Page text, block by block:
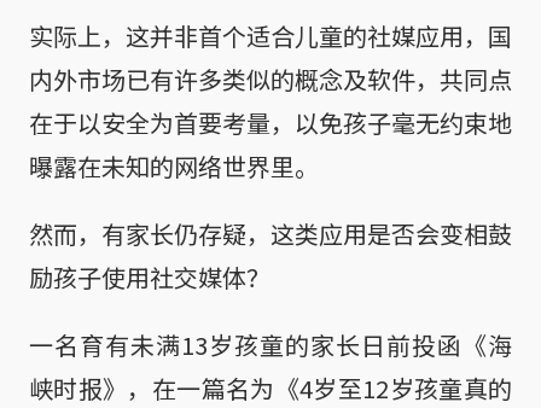
实际上，这并非首个适合儿童的社媒应用，国
内外市场已有许多类似的概念及软件，共同点
在于以安全为首要考量，以免孩子毫无约束地
曝露在未知的网络世界里。
然而，有家长仍存疑，这类应用是否会变相鼓
励孩子使用社交媒体？
一名育有未满13岁孩童的家长日前投函《海
峡时报》，在一篇名为《4岁至12岁孩童真的